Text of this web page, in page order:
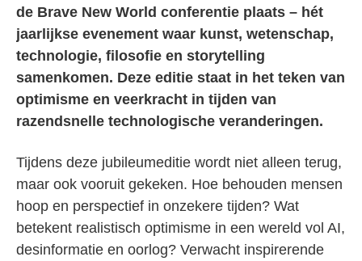
de Brave New World conferentie plaats – hét
jaarlijkse evenement waar kunst, wetenschap,
technologie, filosofie en storytelling
samenkomen. Deze editie staat in het teken van
optimisme en veerkracht in tijden van
razendsnelle technologische veranderingen.
Tijdens deze jubileumeditie wordt niet alleen terug,
maar ook vooruit gekeken. Hoe behouden mensen
hoop en perspectief in onzekere tijden? Wat
betekent realistisch optimisme in een wereld vol AI,
desinformatie en oorlog? Verwacht inspirerende